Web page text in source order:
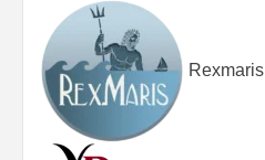
Rexmaris